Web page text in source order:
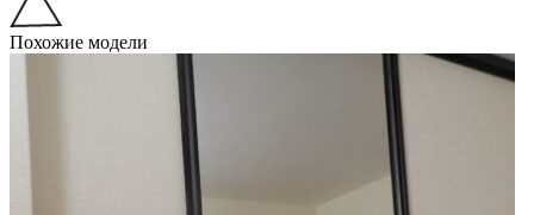
Похожие модели